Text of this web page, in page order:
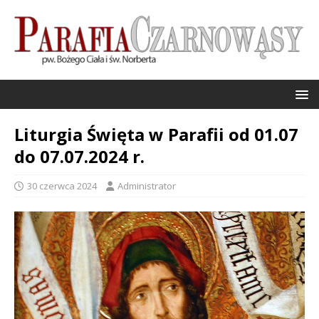
Liturgia Święta w Parafii od 01.07
do 07.07.2024 r.
30 czerwca 2024 Administrator